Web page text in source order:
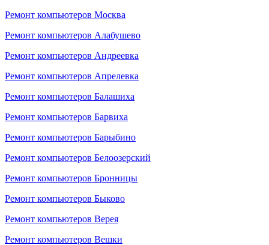
Ремонт компьютеров Москва
Ремонт компьютеров Алабушево
Ремонт компьютеров Андреевка
Ремонт компьютеров Апрелевка
Ремонт компьютеров Балашиха
Ремонт компьютеров Барвиха
Ремонт компьютеров Барыбино
Ремонт компьютеров Белоозерский
Ремонт компьютеров Бронницы
Ремонт компьютеров Быково
Ремонт компьютеров Верея
Ремонт компьютеров Вешки